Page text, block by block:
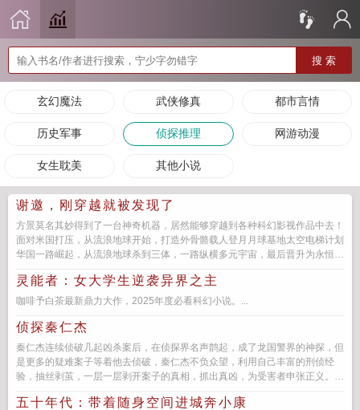
搜 索
玄幻魔法 武侠修真 都市言情
历史军事 侦探推理 网游动漫
女生耽美 其他小说
谢邀，刚穿越就被发现了
方景莫名其妙得到了一台神奇机器，居然能够穿越到各种科幻影视作品中去！
面对米国打压，从流浪地球开始，打造外骨骼载人登月月球基地太空电梯计划
华国一路崛起，从流浪地球杀到三体，一路纵横多元宇宙，最后晋升为永恒的
灵能者：女大学生逆袭异界之主
咖啡予白茶最新鼎力大作，2025年度必看科幻小说。...
侦探秦仁杰
秦仁杰连续侦破几起凶杀案后，在侦探界名声鹊起，成了龙国警界的神探，但
是更多的疑难案子等着他去侦破，秦仁杰不负众望，利用自己丰富的刑侦经
验，抽丝剥茧，一层一层剥开案子的真相，抓出真凶，为受害者申张正义。侦
五十年代：带着随身空间进城奔小康